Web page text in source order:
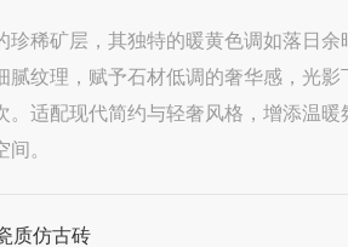
珍稀矿层，其独特的暖黄色调如落日余
腻纹理，赋予石材低调的奢华感，光影
。适配现代简约与轻奢风格，增添温暖
。
质仿古砖